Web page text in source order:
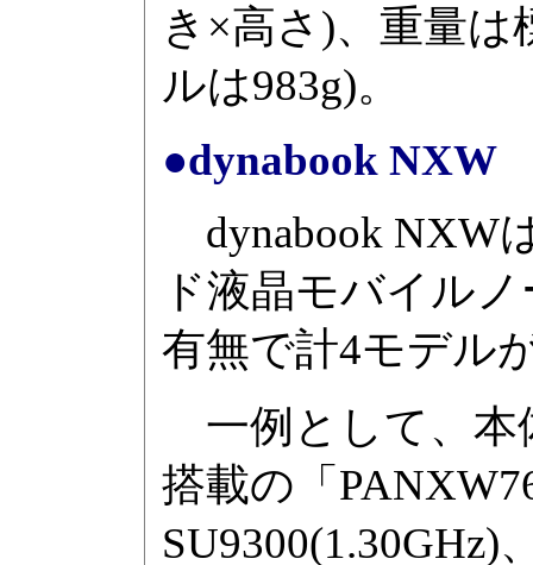
き×高さ)、重量は
ルは983g)。
●dynabook NXW
dynabook NXW
ド液晶モバイル
有無で計4モデル
一例として、本
搭載の「
SU9300(1.30GHz)